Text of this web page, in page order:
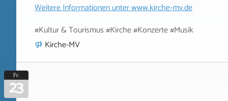
Weitere Informationen unterwww.kirche-mv.de
#Kultur & Tourismus #Kirche #Konzerte #Musik
Kirche-MV
Fr.
23